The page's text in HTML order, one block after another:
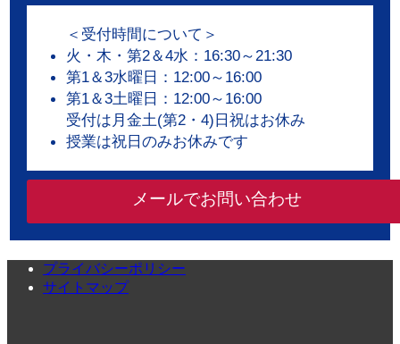
＜受付時間について＞
火・木・第2＆4水：16:30～21:30
第1＆3水曜日：12:00～16:00
第1＆3土曜日：12:00～16:00
受付は月金土(第2・4)日祝はお休み
授業は祝日のみお休みです
メールでお問い合わせ
プライバシーポリシー
サイトマップ